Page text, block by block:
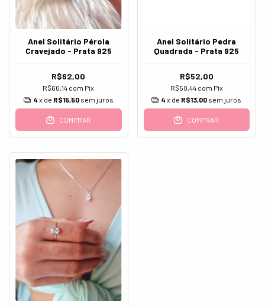
Anel Solitário Pérola
Cravejado - Prata 925
R$62,00
R$60,14 com Pix
4 x de R$15,50 sem juros
COMPRAR
Anel Solitário Pedra
Quadrada - Prata 925
R$52,00
R$50,44 com Pix
4 x de R$13,00 sem juros
COMPRAR